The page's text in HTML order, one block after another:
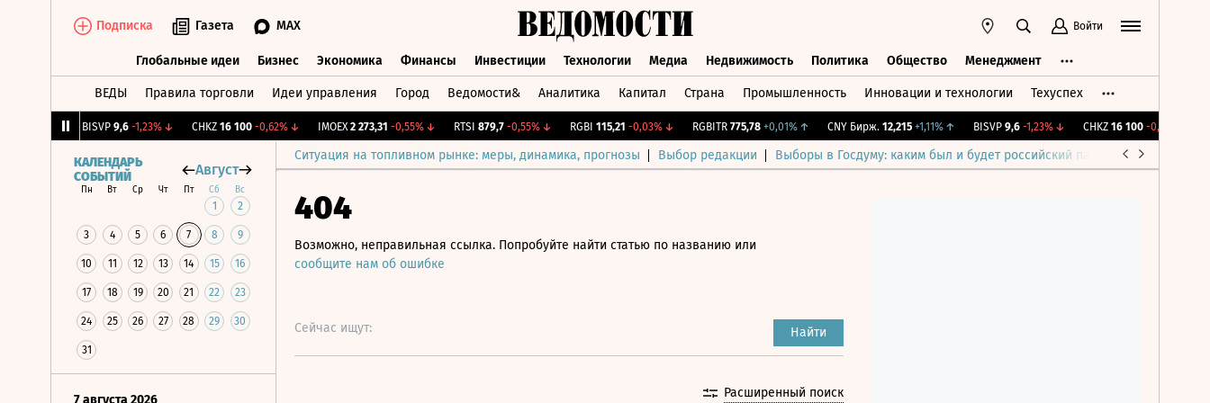
Подписка Газета MAX Войти
Глобальные идеи Бизнес Экономика Финансы Инвестиции Технологии Медиа Недвижимость Политика Общество Менеджмент
ВЕДЫ Правила торговли Идеи управления Город Ведомости& Аналитика Капитал Страна Промышленность Инновации и технологии Техуспех
BISVP 9,6 -1,23%↓ CHKZ 16 100 -0,62%↓ IMOEX 2 273,31 -0,55%↓ RTSI 879,7 -0,55%↓ RGBI 115,21 -0,03%↓ RGBITR 775,78 +0,01%↑ CNY Бирж. 12,215 +1,11%↑ BISVP 9,6 -1,23%↓ CHKZ 16 100 -0,62%
Ситуация на топливном рынке: меры, динамика, прогнозы Выбор редакции Выборы в Госдуму: каким был и будет российский парламент
КАЛЕНДАРЬ
СОБЫТИЙ
Август
Пн Вт Ср Чт Пт Сб Вс
1 2
3 4 5 6 7 8 9
10 11 12 13 14 15 16
17 18 19 20 21 22 23
24 25 26 27 28 29 30
31
7 августа 2026
404
Возможно, неправильная ссылка. Попробуйте найти статью по названию или
сообщите нам об ошибке
Сейчас ищут: Найти
Расширенный поиск